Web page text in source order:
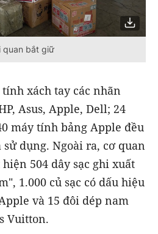
quan bắt giữ
xách tay các nhãn
Asus, Apple, Dell; 24
máy tính bảng Apple đều
dụng. Ngoài ra, cơ quan
504 dây sạc ghi xuất
1.000 củ sạc có dấu hiệu
và 15 đôi dép nam
Vuitton.